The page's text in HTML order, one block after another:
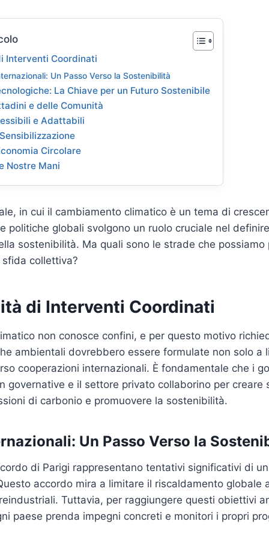
Interventi Coordinati
Un Passo Verso la Sostenibilità
La Chiave per un Futuro Sostenibile
e delle Comunità
e Adattabili
Circolare
Nostre Mani
in cui il cambiamento climatico è un tema di
politiche globali svolgono un ruolo cruciale nel
sostenibilità. Ma quali sono le strade che possiamo
collettiva?
di Interventi Coordinati
non conosce confini, e per questo motivo
ambientali dovrebbero essere formulate non solo a
cooperazioni internazionali. È fondamentale che i
governative e il settore privato collaborino per creare
di carbonio e promuovere la sostenibilità.
Un Passo Verso la
di Parigi rappresentano tentativi significativi di
accordo mira a limitare il riscaldamento globale
Tuttavia, per raggiungere questi obiettivi
paese prenda impegni concreti e monitori i propri